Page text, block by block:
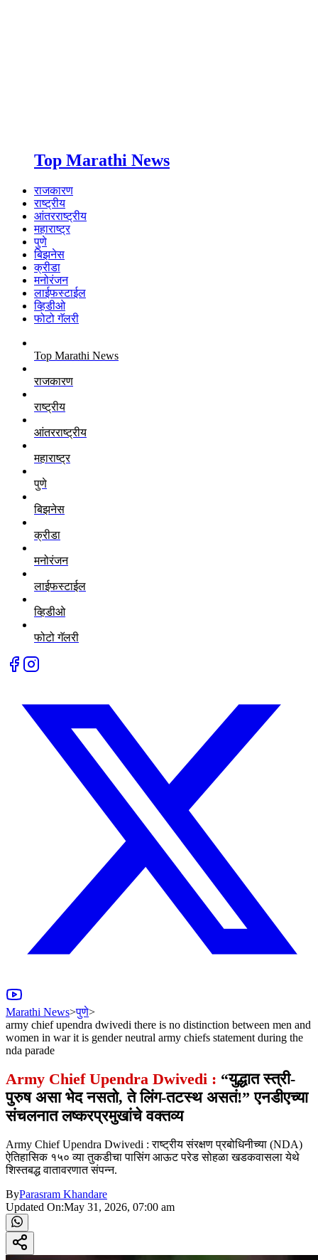
Top Marathi News
राजकारण
राष्ट्रीय
आंतरराष्ट्रीय
महाराष्ट्र
पुणे
बिझनेस
क्रीडा
मनोरंजन
लाईफस्टाईल
व्हिडीओ
फोटो गॅलरी
Top Marathi News
राजकारण
राष्ट्रीय
आंतरराष्ट्रीय
महाराष्ट्र
पुणे
बिझनेस
क्रीडा
मनोरंजन
लाईफस्टाईल
व्हिडीओ
फोटो गॅलरी
Marathi News>पुणे>
army chief upendra dwivedi there is no distinction between men and
women in war it is gender neutral army chiefs statement during the
nda parade
Army Chief Upendra Dwivedi : “युद्धात स्त्री-
पुरुष असा भेद नसतो, ते लिंग-तटस्थ असतं!” एनडीएच्या
संचलनात लष्करप्रमुखांचे वक्तव्य
Army Chief Upendra Dwivedi : राष्ट्रीय संरक्षण प्रबोधिनीच्या (NDA)
ऐतिहासिक १५० व्या तुकडीचा पासिंग आऊट परेड सोहळा खडकवासला येथे
शिस्तबद्ध वातावरणात संपन्न.
ByParasram Khandare
Updated On:May 31, 2026, 07:00 am